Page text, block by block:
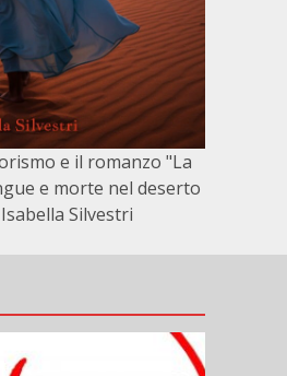
e il romanzo "La
e morte nel deserto
Silvestri